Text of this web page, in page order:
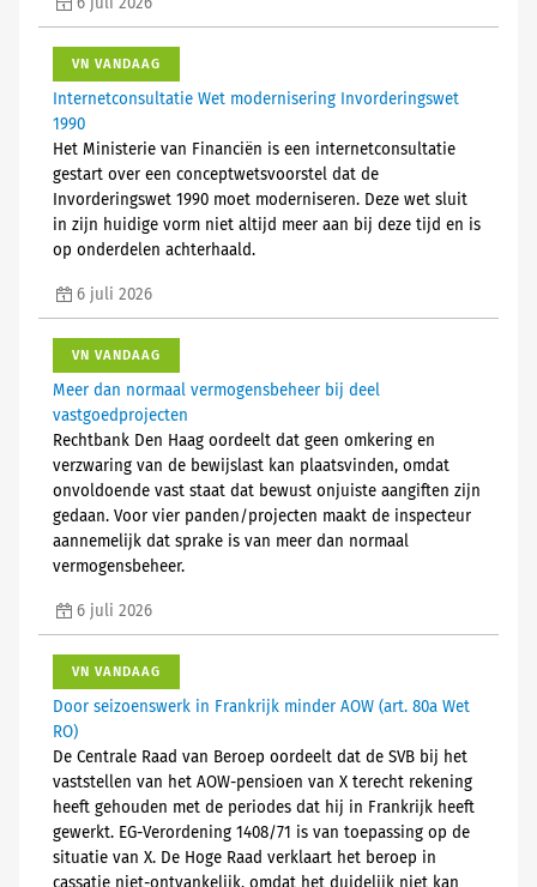
VN VANDAAG
Internetconsultatie Wet modernisering Invorderingswet
1990
Het Ministerie van Financiën is een internetconsultatie
gestart over een conceptwetsvoorstel dat de
Invorderingswet 1990 moet moderniseren. Deze wet sluit
in zijn huidige vorm niet altijd meer aan bij deze tijd en is
op onderdelen achterhaald.
6 juli 2026
VN VANDAAG
Meer dan normaal vermogensbeheer bij deel
vastgoedprojecten
Rechtbank Den Haag oordeelt dat geen omkering en
verzwaring van de bewijslast kan plaatsvinden, omdat
onvoldoende vast staat dat bewust onjuiste aangiften zijn
gedaan. Voor vier panden/projecten maakt de inspecteur
aannemelijk dat sprake is van meer dan normaal
vermogensbeheer.
6 juli 2026
VN VANDAAG
Door seizoenswerk in Frankrijk minder AOW (art. 80a Wet
RO)
De Centrale Raad van Beroep oordeelt dat de SVB bij het
vaststellen van het AOW-pensioen van X terecht rekening
heeft gehouden met de periodes dat hij in Frankrijk heeft
gewerkt. EG-Verordening 1408/71 is van toepassing op de
situatie van X. De Hoge Raad verklaart het beroep in